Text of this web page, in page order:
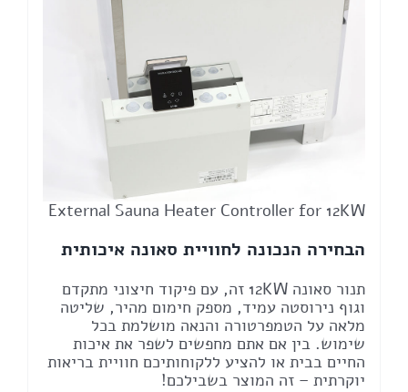
External Sauna Heater Controller for 12KW
הבחירה הנכונה לחוויית סאונה איכותית
תנור סאונה 12KW זה, עם פיקוד חיצוני מתקדם
וגוף נירוסטה עמיד, מספק חימום מהיר, שליטה
מלאה על הטמפרטורה והנאה מושלמת בכל
שימוש. בין אם אתם מחפשים לשפר את איכות
החיים בבית או להציע ללקוחותיכם חוויית בריאות
יוקרתית – זה המוצר בשבילכם!